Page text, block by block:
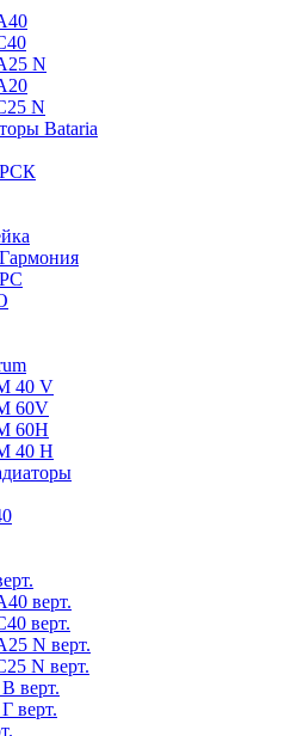
N
N
Bataria
РСК
40 V
60V
60H
40 H
верт.
верт.
N верт.
N верт.
верт.
верт.